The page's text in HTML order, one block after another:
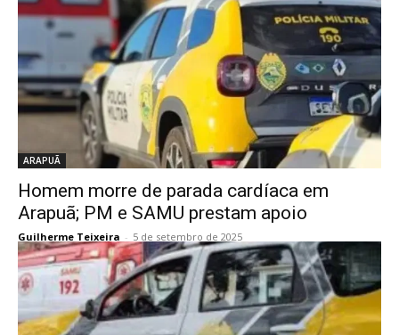
ARAPUÃ
Homem morre de parada cardíaca em
Arapuã; PM e SAMU prestam apoio
Guilherme Teixeira - 5 de setembro de 2025